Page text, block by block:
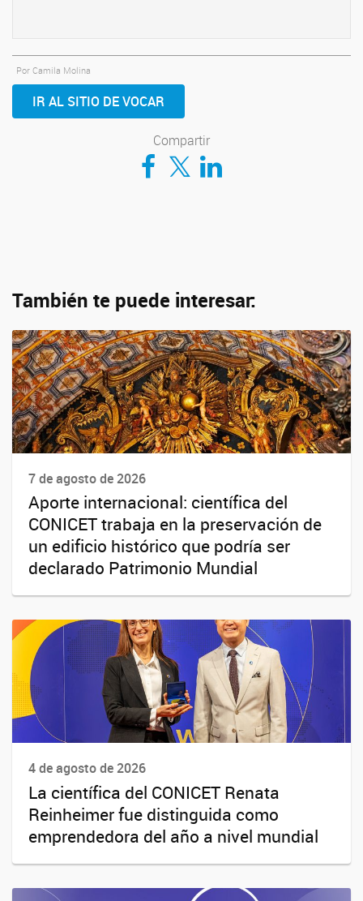
Por Camila Molina
IR AL SITIO DE VOCAR
Compartir
Compartir en Facebook
Compartir en TwitterCompartir en LinkedIn
También te puede interesar:
7 de agosto de 2026
Aporte internacional: científica del
CONICET trabaja en la preservación de
un edificio histórico que podría ser
declarado Patrimonio Mundial
4 de agosto de 2026
La científica del CONICET Renata
Reinheimer fue distinguida como
emprendedora del año a nivel mundial